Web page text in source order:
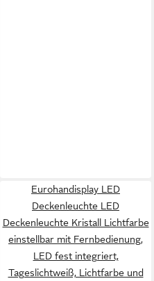
Eurohandisplay LED
Deckenleuchte LED
Deckenleuchte Kristall Lichtfarbe
einstellbar mit Fernbedienung,
LED fest integriert,
Tageslichtweiß, Lichtfarbe und